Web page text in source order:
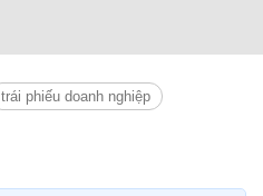
trái phiếu doanh nghiệp